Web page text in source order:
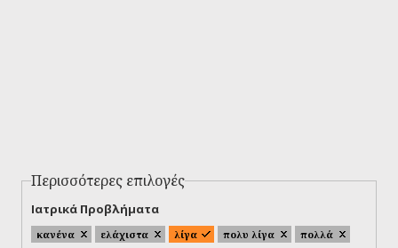
Περισσότερες επιλογές
Ιατρικά Προβλήματα
κανένα ελάχιστα λίγα πολυ λίγα
πολλά